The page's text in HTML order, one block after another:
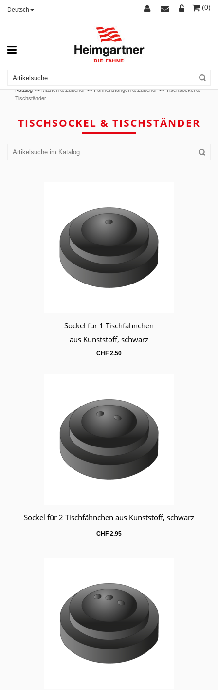
Deutsch (0)
Katalog >>Masten & Zubehör >>Fahnenstangen & Zubehör>>Tischsockel &
Tischständer
TISCHSOCKEL & TISCHSTÄNDER
WarenkorbSockel für 1 Tischfähnchen
aus Kunststoff, schwarz
CHF 2.50
Warenkorb
Sockel für 2 Tischfähnchen aus Kunststoff, schwarz
CHF 2.95